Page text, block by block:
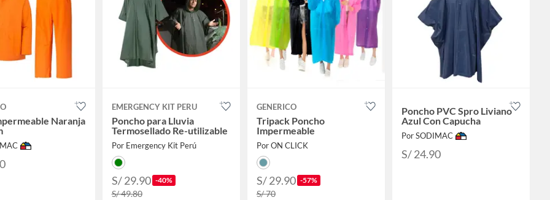
Naranja
EMERGENCY KIT PERU
Poncho para Lluvia
Termosellado Re-utilizable
Por Emergency Kit Perú
S/ 29.90 -40%
S/ 49.80
GENERICO
Tripack Poncho
Impermeable
Por ON CLICK
S/ 29.90 -57%
S/ 70
Poncho PVC Spro Liviano
Azul Con Capucha
Por SODIMAC
S/ 24.90